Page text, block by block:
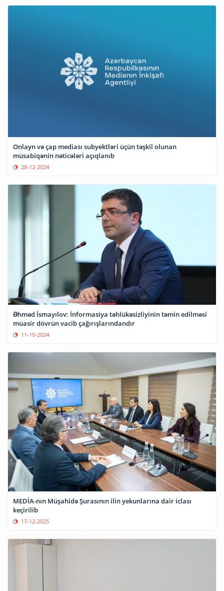
Onlayn və çap mediası subyektləri üçün təşkil olunan
müsabiqənin nəticələri açıqlanıb
28-12-2024
Əhməd İsmayılov: İnformasiya təhlükəsizliyinin təmin edilməsi
müasir dövrün vacib çağırışlarındandır
11-10-2024
MEDİA-nın Müşahidə Şurasının ilin yekunlarına dair iclası
keçirilib
17-12-2025